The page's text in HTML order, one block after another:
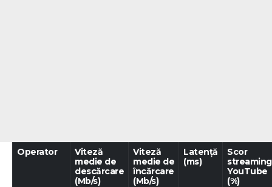
Operator
Viteză
medie de
descărcare
(Mb/s)
Viteză
medie de
încărcare
(Mb/s)
Latență
(ms)
Scor
streaming
YouTube
(%)